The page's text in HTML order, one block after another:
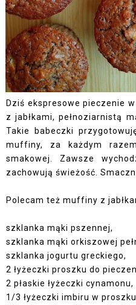
Dziś ekspresowe pieczenie
z jabłkami, pełnoziarnistą
Takie babeczki
muffiny,
za każdym
smakowej. Zawsze
zachowują świeżość.
Polecam też muffiny z
szklanka mąki pszennej,
szklanka mąki orkiszowej
szklanka jogurtu greckiego,
2 łyżeczki proszku do
2 płaskie łyżeczki cynamonu,
1/3 łyżeczki imbiru w